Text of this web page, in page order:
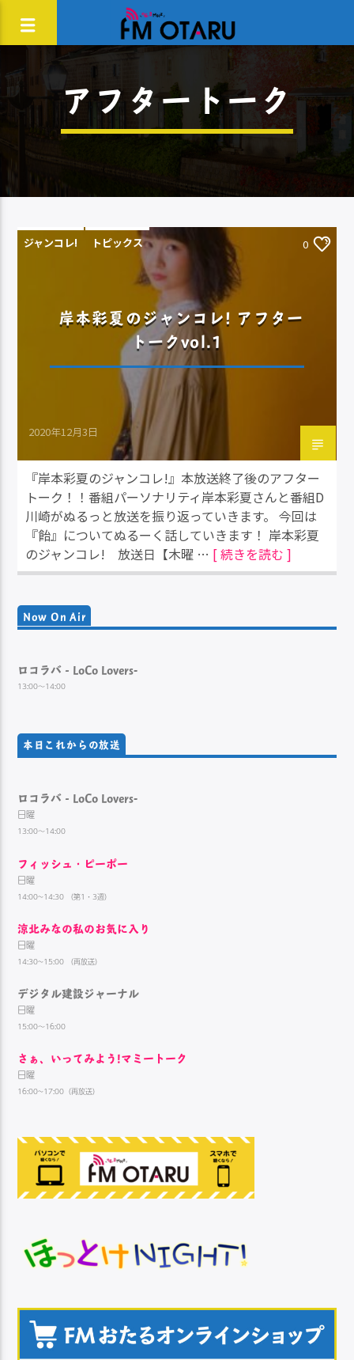
アフタートーク
ジャンコレ! トピックス 0
岸本彩夏のジャンコレ! アフター
トークvol.1
2020年12月3日
『岸本彩夏のジャンコレ!』本放送終了後のアフター
トーク！！番組パーソナリティ岸本彩夏さんと番組D
川崎がぬるっと放送を振り返っていきます。 今回は
『飴』についてぬるーく話していきます！ 岸本彩夏
のジャンコレ! 放送日【木曜 … [ 続きを読む ]
Now On Air
ロコラバ‐LoCo Lovers-
13:00～14:00
本日これからの放送
ロコラバ‐LoCo Lovers-
日曜
13:00～14:00
フィッシュ・ピーポー
日曜
14:00~14:30 （第1・3週）
涼北みなの私のお気に入り
日曜
14:30~15:00 （再放送）
デジタル建設ジャーナル
日曜
15:00～16:00
さぁ、いってみよう!マミートーク
日曜
16:00~17:00（再放送）